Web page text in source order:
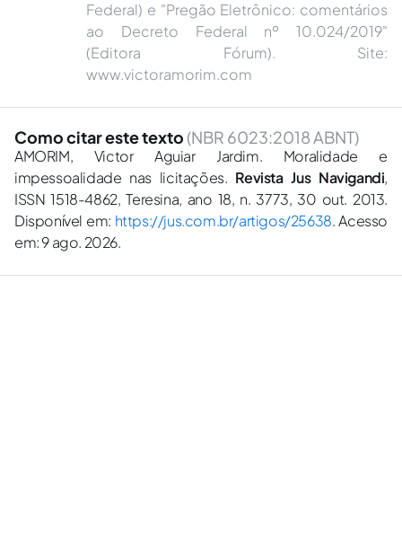
Federal) e "Pregão Eletrônico: comentários
ao Decreto Federal nº 10.024/2019"
(Editora Fórum). Site:
www.victoramorim.com
Como citar este texto (NBR 6023:2018 ABNT)
AMORIM, Victor Aguiar Jardim. Moralidade e
impessoalidade nas licitações. Revista Jus Navigandi,
ISSN 1518-4862, Teresina, ano 18, n. 3773, 30 out. 2013.
Disponível em: https://jus.com.br/artigos/25638. Acesso
em: 9 ago. 2026.